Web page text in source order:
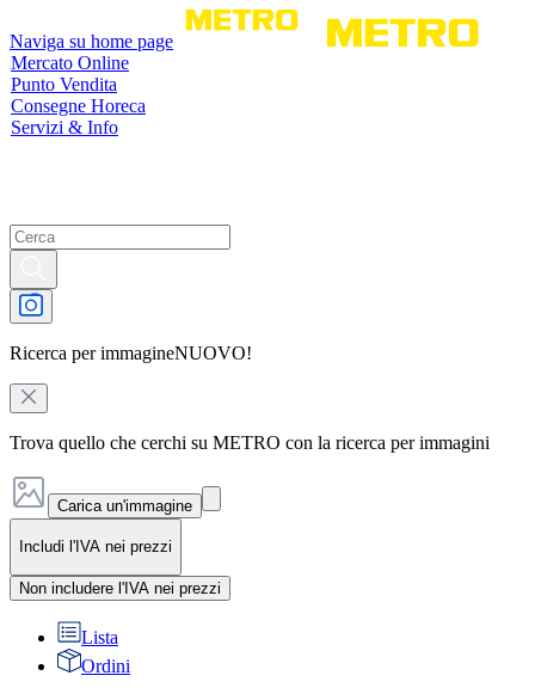
Naviga su home page
Mercato Online
Punto Vendita
Consegne Horeca
Servizi & Info
Ricerca per immagineNUOVO!
Trova quello che cerchi su METRO con la ricerca per immagini
Carica un'immagine
Includi l'IVA nei prezzi
Non includere l'IVA nei prezzi
Lista
Ordini